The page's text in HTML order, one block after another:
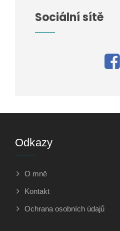
Sociální sítě
Odkazy
O mně
Kontakt
Ochrana osobních údajů